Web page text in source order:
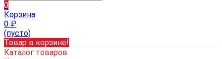
0
Корзина
0 ₽
(пусто)
Товар в корзине!
Каталог товаров